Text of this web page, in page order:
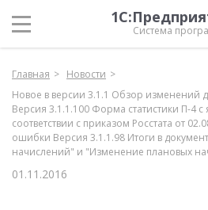
Система
Главная
Новости
Новое в версии 3.1.1 Обзор изменений
Версия 3.1.1.100 Форма статистики П-4 c
соответствии с приказом Росстата от
ошибки Версия 3.1.1.98 Итоги в
начислений" и "Изменение плановых
01.11.2016